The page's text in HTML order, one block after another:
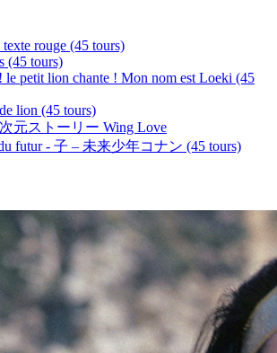
texte rouge (45 tours)
(45 tours)
petit lion chante ! Mon nom est Loeki (45
lion (45 tours)
元ストーリー Wing Love
futur - 子 – 未来少年コナン (45 tours)